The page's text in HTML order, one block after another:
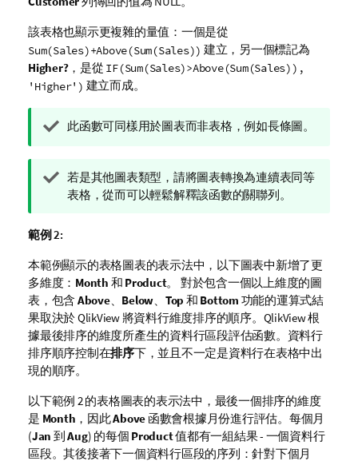
該表格也顯示更複雜的量值：一個是從
Sum(Sales)+Above(Sum(Sales)) 建立，另一個標記為
Higher?，是從 IF(Sum(Sales)>Above(Sum(Sales)),
'Higher') 建立而成。
提
註
此函數可同樣用於圖表而非表格，例如長條圖。
提
示
若是其他圖表類型，請將圖表轉換為連續表同等
表格，從而可以輕鬆解釋該函數的關聯列。
範例 2:
本範例顯示的表格圖表的表示法中，以下圖表中新增了更
多維度： Month 和 Product。 對於包含一個以上維度的圖
表，包含 Above、 Below、 Top 和 Bottom 功能的運算式結
果取決於QlikView將資料行維度排序的順序。 QlikView根
據最後排序的維度所產生的資料行區段評估函數。資料行
排序順序控制在排序下，並且不一定是資料行在表格中出
現的順序。
以下範例 2 的表格圖表的表示法中，最後一個排序的維度
是 Month ，因此Above 函數會根據月份進行評估。每個月
(Jan 到Aug) 的每個 Product值都有一組結果 - 一個資料行
區段。其後接著下一個資料行區段的序列：針對下個月